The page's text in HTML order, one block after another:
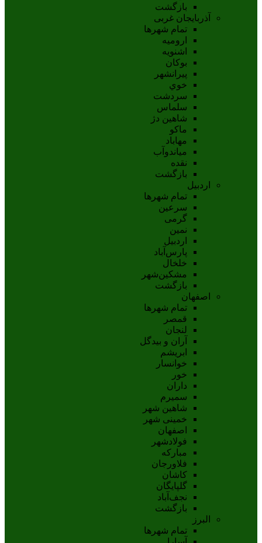
بازگشت
آذربایجان غربی
تمام شهر‌ها
اروميه
اشنويه
بوکان
پيرانشهر
خوي
سردشت
سلماس
شاهين دژ
ماکو
مهاباد
مياندوآب
نقده
بازگشت
اردبیل
تمام شهر‌ها
سرعین
گرمی
نمین
اردبيل
پارس‌آباد
خلخال
مشکين‌شهر
بازگشت
اصفهان
تمام شهر‌ها
قمصر
لنجان
آران و بیدگل
ابریشم
خوانسار
خور
داران
سمیرم
شاهین شهر
خمینی شهر
اصفهان
فولادشهر
مبارکه
فلاورجان
کاشان
گلپايگان
نجف‌آباد
بازگشت
البرز
تمام شهر‌ها